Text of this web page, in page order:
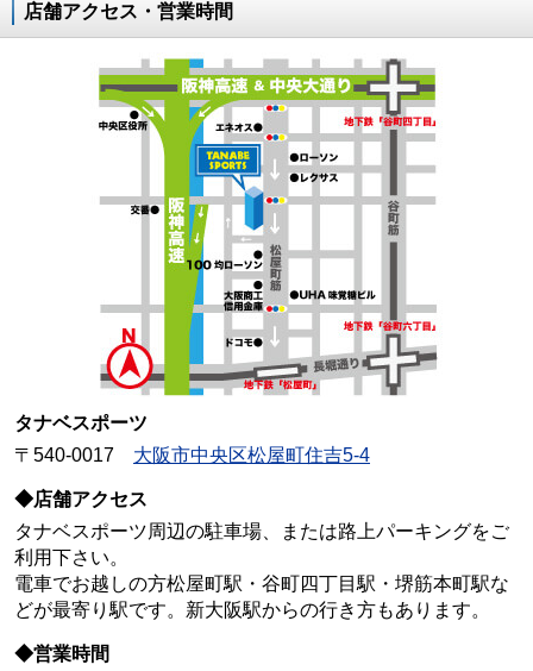
店舗アクセス・営業時間
タナベスポーツ
〒540-0017 大阪市中央区松屋町住吉5-4
◆店舗アクセス
タナベスポーツ周辺の駐車場、または路上パーキングをご
利用下さい。
電車でお越しの方松屋町駅・谷町四丁目駅・堺筋本町駅な
どが最寄り駅です。新大阪駅からの行き方もあります。
◆営業時間